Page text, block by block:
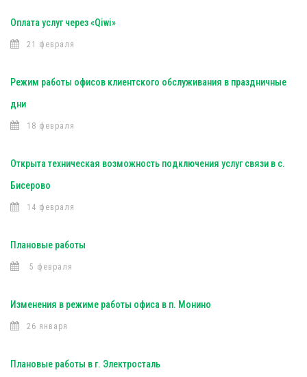
Оплата услуг через «Qiwi»
21 февраля
Режим работы офисов клиентского обслуживания в праздничные
дни
18 февраля
Открыта техническая возможность подключения услуг связи в с.
Бисерово
14 февраля
Плановые работы
5 февраля
Изменения в режиме работы офиса в п. Монино
26 января
Плановые работы в г. Электросталь